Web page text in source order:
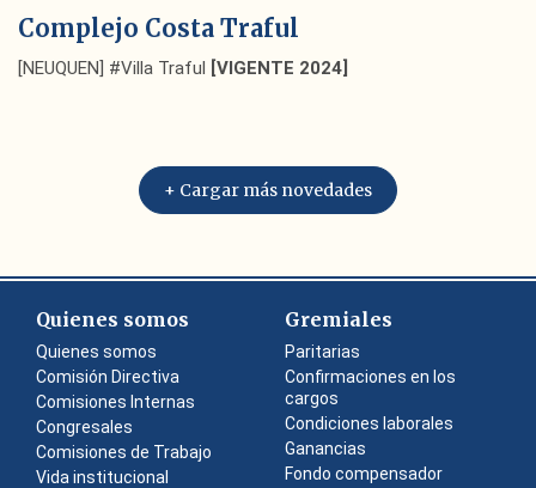
Complejo Costa Traful
[NEUQUEN] #Villa Traful [VIGENTE 2024]
+ Cargar más novedades
Quienes somos
Quienes somos
Comisión Directiva
Comisiones Internas
Congresales
Comisiones de Trabajo
Vida institucional
Gremiales
Paritarias
Confirmaciones en los
cargos
Condiciones laborales
Ganancias
Fondo compensador